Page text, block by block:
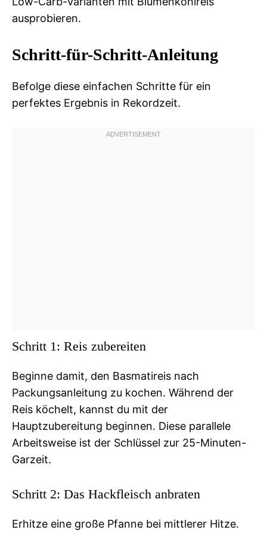
ausprobieren.
Schritt-für-Schritt-Anleitung
Befolge diese einfachen Schritte für ein
perfektes Ergebnis in Rekordzeit.
Schritt 1: Reis zubereiten
Beginne damit, den Basmatireis nach
Packungsanleitung zu kochen. Während der
Reis köchelt, kannst du mit der
Hauptzubereitung beginnen. Diese parallele
Arbeitsweise ist der Schlüssel zur 25-Minuten-
Garzeit.
Schritt 2: Das Hackfleisch anbraten
Erhitze eine große Pfanne bei mittlerer Hitze.